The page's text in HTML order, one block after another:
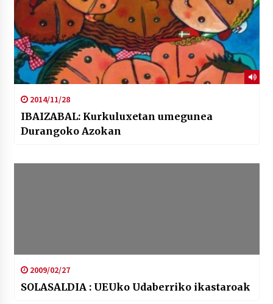
2014/11/28
IBAIZABAL: Kurkuluxetan umegunea
Durangoko Azokan
2009/02/27
SOLASALDIA : UEUko Udaberriko ikastaroak